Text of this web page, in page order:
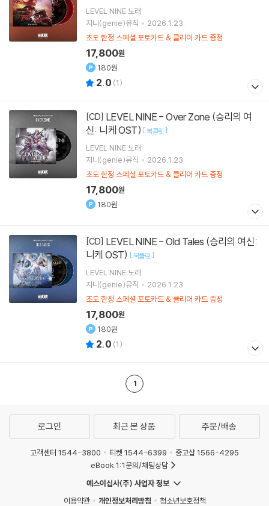
LEVEL NINE 노래
지니(genie)뮤직
2026.1.23.
초도 한정 스페셜 포토카드 & 클리어 카드 증정
17,800원
180원
2.0 (1)
[CD]
신: 니케 OST) [북클릿 ]
LEVEL NINE 노래
지니(genie)뮤직
2026.1.23.
초도 한정 스페셜 포토카드 & 클리어 카드 증정
17,800원
180원
[CD]
니케 OST) [북클릿 ]
LEVEL NINE 노래
지니(genie)뮤직
2026.1.23.
초도 한정 스페셜 포토카드 & 클리어 카드 증정
17,800원
180원
2.0 (1)
1
로그인 최근 본 상품 주문/배송
고객센터 1544-3800 티켓 1544-6399
중고샵 1566-4295
eBook 1:1문의/채팅상담
예스이십사(주) 사업자 정보
이용약관
개인정보처리방침 청소년보호정책